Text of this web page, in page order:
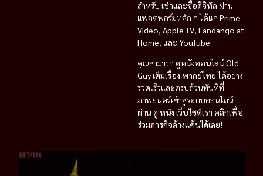
สำหรับ เช่าและซื้อดิจิทัล ผ่าน
แพลตฟอร์มหลัก ๆ ได้แก่ Prime
Video, Apple TV, Fandango at
Home, และ YouTube
คุณสามารถ ดูหนังออนไลน์ Old
Guy เต็มเรื่อง พากย์ไทยได้อย่าง
รวดเร็วและครบถ้วนทันทีที่
ภาพยนตร์เข้าสู่ระบบออนไลน์
ผ่าน ดู หนัง เว็บไซต์เรา คลิกเพื่อ
ร่วมภารกิจล้างแค้นได้เลย!